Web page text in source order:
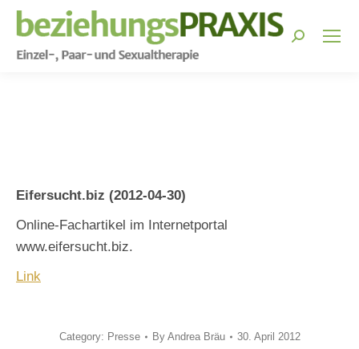
Search:
Eifersucht.biz (2012-04-30)
Online-Fachartikel im Internetportal
www.eifersucht.biz.
Link
Category: Presse By Andrea Bräu 30. April 2012